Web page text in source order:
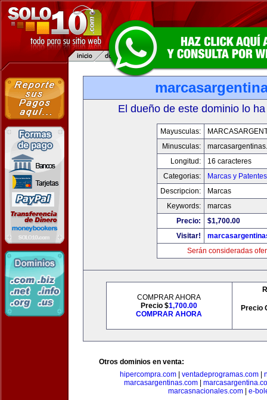
El dueño de este dominio lo
Mayusculas:
Minusculas:
Longitud:
16 caracteres
Categorias:
Marcas y Patentes
Descripcion:
Marcas
Keywords:
marcas
Precio:
$1,700.00
Visitar!
Serán consideradas
COMPRAR AHORA
Precio $1,700.00
COMPRAR AHORA
Precio
Otros dominios en venta:
hipercompra.com
ventadeprogramas.com
marcasargentinas.com
marcasnacionales.com| e-